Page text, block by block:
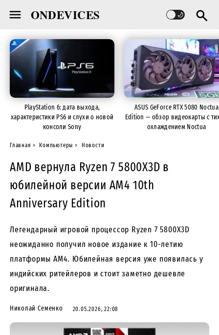
ONDEVICES
PlayStation 6: дата выхода,
характеристики PS6 и слухи о новой
консоли Sony
ASUS GeForce RTX 5080 Noctua
Edition — обзор видеокарты с
охлаждением Noctua
Главная Компьютеры Новости
AMD вернула Ryzen 7 5800X3D в
юбилейной версии AM4 10th
Anniversary Edition
Легендарный игровой процессор Ryzen 7 5800X3D
неожиданно получил новое издание к 10-летию
платформы AM4. Юбилейная версия уже появилась у
индийских ритейлеров и стоит заметно дешевле
оригинала.
Николай Семенко 20.05.2026, 22:08